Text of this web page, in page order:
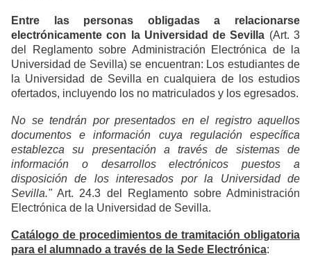
Entre las personas obligadas a relacionarse
electrónicamente con la Universidad de Sevilla (Art. 3
del Reglamento sobre Administración Electrónica de la
Universidad de Sevilla) se encuentran: Los estudiantes de
la Universidad de Sevilla en cualquiera de los estudios
ofertados, incluyendo los no matriculados y los egresados.
No se tendrán por presentados en el registro aquellos
documentos e información cuya regulación específica
establezca su presentación a través de sistemas de
información o desarrollos electrónicos puestos a
disposición de los interesados por la Universidad de
Sevilla."Art. 24.3 del Reglamento sobre Administración
Electrónica de la Universidad de Sevilla.
Catálogo de procedimientos de tramitación obligatoria
para el alumnado a través de la Sede Electrónica: